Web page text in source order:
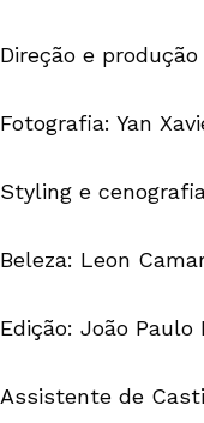
Direção e
Fotografia: Yan
Styling e
Beleza: Leon
Edição: João Paulo
Assistente de